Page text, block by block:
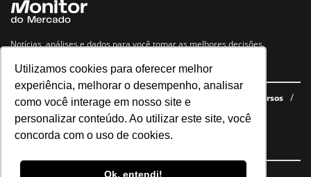
Utilizamos cookies para oferecer melhor
experiência, melhorar o desempenho, analisar
como você interage em nosso site e
personalizar conteúdo. Ao utilizar este site, você
concorda com o uso de cookies.
Ok, entendi!
Notícias, análises e dados para você tomar as melhores decisões.
Navegue no site
Últimas notícias Quem somos E-books gratuitos
Cursos
Política de privacidade